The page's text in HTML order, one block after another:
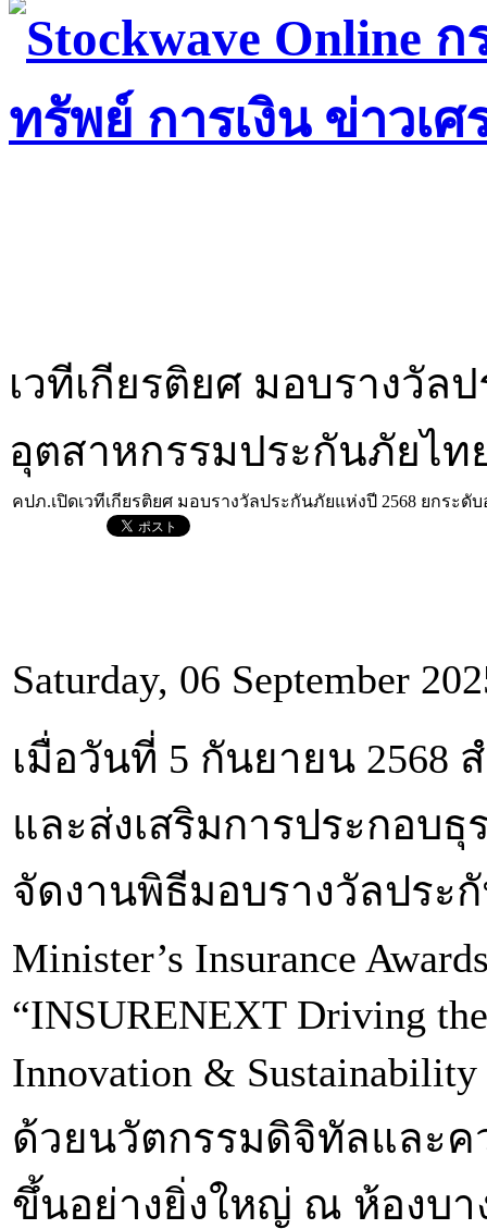
เวทีเกียรติยศ มอบรางวัล
อุตสาหกรรมประกันภัยไ
คปภ.เปิดเวทีเกียรติยศ มอบรางวัลประกันภัยแห่งปี 2568 ยกร
Saturday, 06 September
เมื่อวันที่ 5 กันยายน
และส่งเสริมการประกอบ
จัดงานพิธีมอบรางวัลประ
Minister’s Insurance
“INSURENEXT Driving
Innovation &
ด้วยนวัตกรรมดิจิทัลและค
ขึ้นอย่างยิ่งใหญ่ ณ ห้องบา